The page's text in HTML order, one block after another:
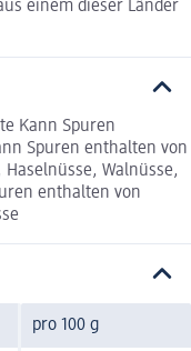
einem dieser Länder
Kann Spuren
Spuren enthalten von
Walnüsse,
enthalten von
pro 100 g